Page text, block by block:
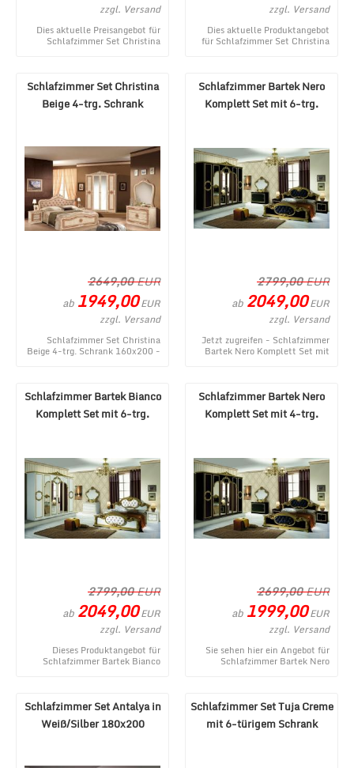
zzgl. Versand
Dies aktuelle Preisangebot für
Schlafzimmer Set Christina
zzgl. Versand
Dies aktuelle Produktangebot
für Schlafzimmer Set Christina
Schlafzimmer Set Christina
Beige 4-trg. Schrank
2649,00EUR
ab 1949,00EUR
zzgl. Versand
Schlafzimmer Set Christina
Beige 4-trg. Schrank 160x200 -
Schlafzimmer Bartek Nero
Komplett Set mit 6-trg.
2799,00EUR
ab 2049,00EUR
zzgl. Versand
Jetzt zugreifen - Schlafzimmer
Bartek Nero Komplett Set mit
Schlafzimmer Bartek Bianco
Komplett Set mit 6-trg.
2799,00EUR
ab 2049,00EUR
zzgl. Versand
Dieses Produktangebot für
Schlafzimmer Bartek Bianco
Schlafzimmer Bartek Nero
Komplett Set mit 4-trg.
2699,00EUR
ab 1999,00EUR
zzgl. Versand
Sie sehen hier ein Angebot für
Schlafzimmer Bartek Nero
Schlafzimmer Set Antalya in
Weiß/Silber 180x200
Schlafzimmer Set Tuja Creme
mit 6-türigem Schrank